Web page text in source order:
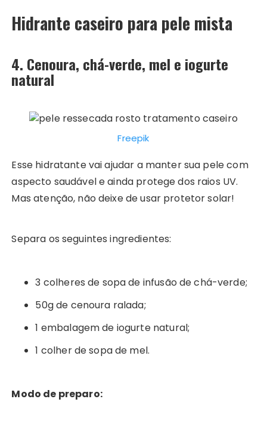
Hidrante caseiro para pele mista
4. Cenoura, chá-verde, mel e iogurte
natural
Freepik
Esse hidratante vai ajudar a manter sua pele com
aspecto saudável e ainda protege dos raios UV.
Mas atenção, não deixe de usar protetor solar!
Separa os seguintes ingredientes:
3 colheres de sopa de infusão de chá-verde;
50g de cenoura ralada;
1 embalagem de iogurte natural;
1 colher de sopa de mel.
Modo de preparo: